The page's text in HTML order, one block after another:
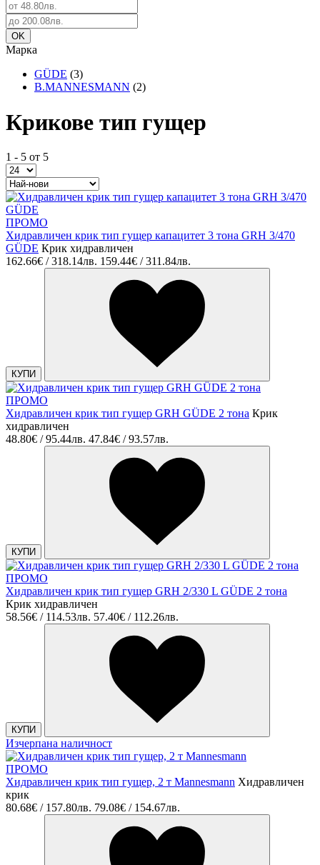
Марка
GÜDE (3)
B.MANNESMANN (2)
Крикове тип гущер
1 - 5 от 5
ПРОМО
Хидравличен крик тип гущер капацитет 3 тона GRH 3/470
GÜDE Крик хидравличен
162.66€ / 318.14лв. 159.44€ / 311.84лв.
КУПИ
ПРОМО
Хидравличен крик тип гущер GRH GÜDE 2 тона Крик
хидравличен
48.80€ / 95.44лв. 47.84€ / 93.57лв.
КУПИ
ПРОМО
Хидравличен крик тип гущер GRH 2/330 L GÜDE 2 тона
Крик хидравличен
58.56€ / 114.53лв. 57.40€ / 112.26лв.
КУПИ
Изчерпана наличност
ПРОМО
Хидравличен крик тип гущер, 2 т Mannesmann Хидравличен
крик
80.68€ / 157.80лв. 79.08€ / 154.67лв.